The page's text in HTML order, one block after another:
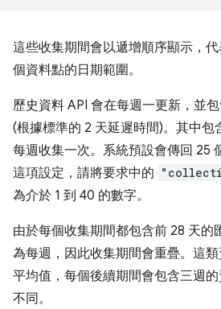
這些收集期間會以遞增順序顯示，
個資料點的日期範圍。
歷史資料 API 會在每週一更新，並
(根據標準的 2 天延遲時間)。其中包
每週收集一次。系統預設會傳回 25
這項設定，請將要求中的
為介於 1 到 40 的數字。
由於每個收集期間都包含前 28 天的
為每週，因此收集期間會重疊。這
平均值，每個後續期間會包含三週
不同。